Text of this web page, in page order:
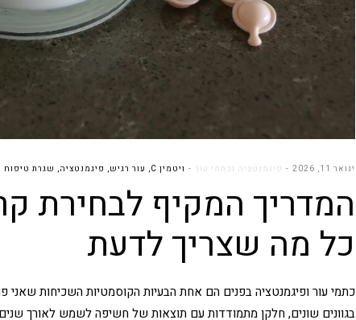
ינואר 11, 2026 פיגמנטציה וכתמי עור ויטמין C , עור רגיש, פיגמנטציה, שגרת טיפוח
המדריך המקיף לבחירת
כל מה שצריך לדעת
כתמי עור ופיגמנטציה בפנים הם אחת הבעיות הקוסמטיות השכיחות שאני
בגוונים שונים, חלקן מתמודדות עם תוצאות של חשיפה לשמש לאורך